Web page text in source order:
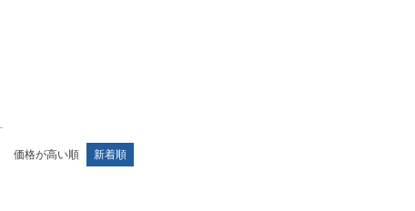
価格が高い順 新着順